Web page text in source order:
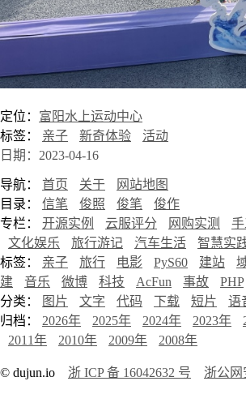
定位： 富阳水上运动中心
标签： 亲子 新奇体验
活动
日期：2023-04-16
导航： 首页 关于
网站地图
目录： 信笔 俊照 俊笔
俊作
专栏： 开源实例 云服评分 网购实测
文化娱乐
旅行游记 汽车生活 智慧实
标签： 亲子 旅行 电影 PyS60 建站
建
音乐 微博 科技 AcFun 事故 PHP
分类：
图片 文字 代码 下载 短片
语
归档： 2026年 2025年 2024年 2023年
2011年
2010年 2009年 2008年
© dujun.io 浙 ICP 备 16042632 号 浙公网